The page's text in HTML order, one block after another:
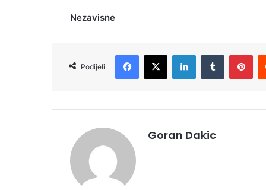
Nezavisne
Podijeli
Goran Dakic